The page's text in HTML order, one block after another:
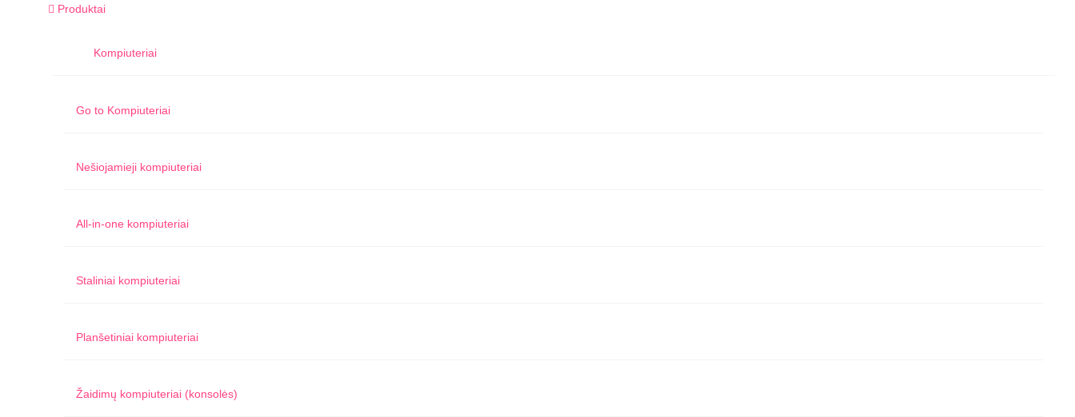
Produktai
Kompiuteriai
Go to Kompiuteriai
Nešiojamieji kompiuteriai
All-in-one kompiuteriai
Staliniai kompiuteriai
Planšetiniai kompiuteriai
Žaidimų kompiuteriai (konsolės)